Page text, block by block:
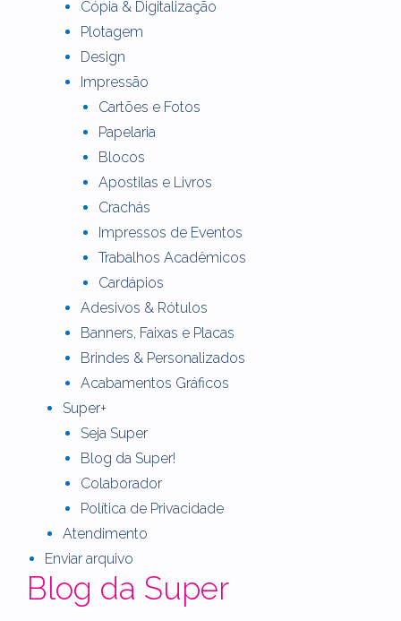
Cópia & Digitalização
Plotagem
Design
Impressão
Cartões e Fotos
Papelaria
Blocos
Apostilas e Livros
Crachás
Impressos de Eventos
Trabalhos Acadêmicos
Cardápios
Adesivos & Rótulos
Banners, Faixas e Placas
Brindes & Personalizados
Acabamentos Gráficos
Super+
Seja Super
Blog da Super!
Colaborador
Política de Privacidade
Atendimento
Enviar arquivo
Blog da Super